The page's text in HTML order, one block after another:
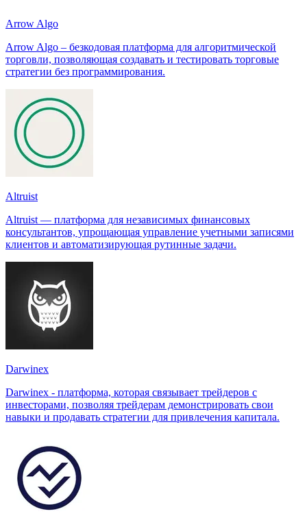
Arrow Algo
Arrow Algo – безкодовая платформа для алгоритмической
торговли, позволяющая создавать и тестировать торговые
стратегии без программирования.
Altruist
Altruist — платформа для независимых финансовых
консультантов, упрощающая управление учетными записями
клиентов и автоматизирующая рутинные задачи.
Darwinex
Darwinex - платформа, которая связывает трейдеров с
инвесторами, позволяя трейдерам демонстрировать свои
навыки и продавать стратегии для привлечения капитала.